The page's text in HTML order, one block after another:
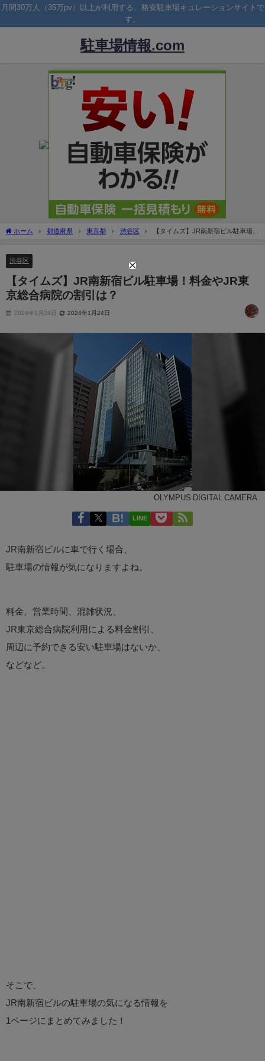
月間30万人（35万pv）以上が利用する、格安駐車場キュレーションサイトで
す。
駐車場情報.com
ホーム 都道府県 東京都 渋谷区
【タイムズ】JR南新宿ビル駐車場！
渋谷区
【タイムズ】JR南新宿ビル駐車場！料金やJR東
京総合病院の割引は？
2024年1月24日 2024年1月24日
OLYMPUS DIGITAL CAMERA
LINE
JR南新宿ビルに車で行く場合、
駐車場の情報が気になりますよね。
料金、営業時間、混雑状況、
JR東京総合病院利用による料金割引、
周辺に予約できる安い駐車場はないか、
などなど。
そこで、
JR南新宿ビルの駐車場の気になる情報を
1ページにまとめてみました！